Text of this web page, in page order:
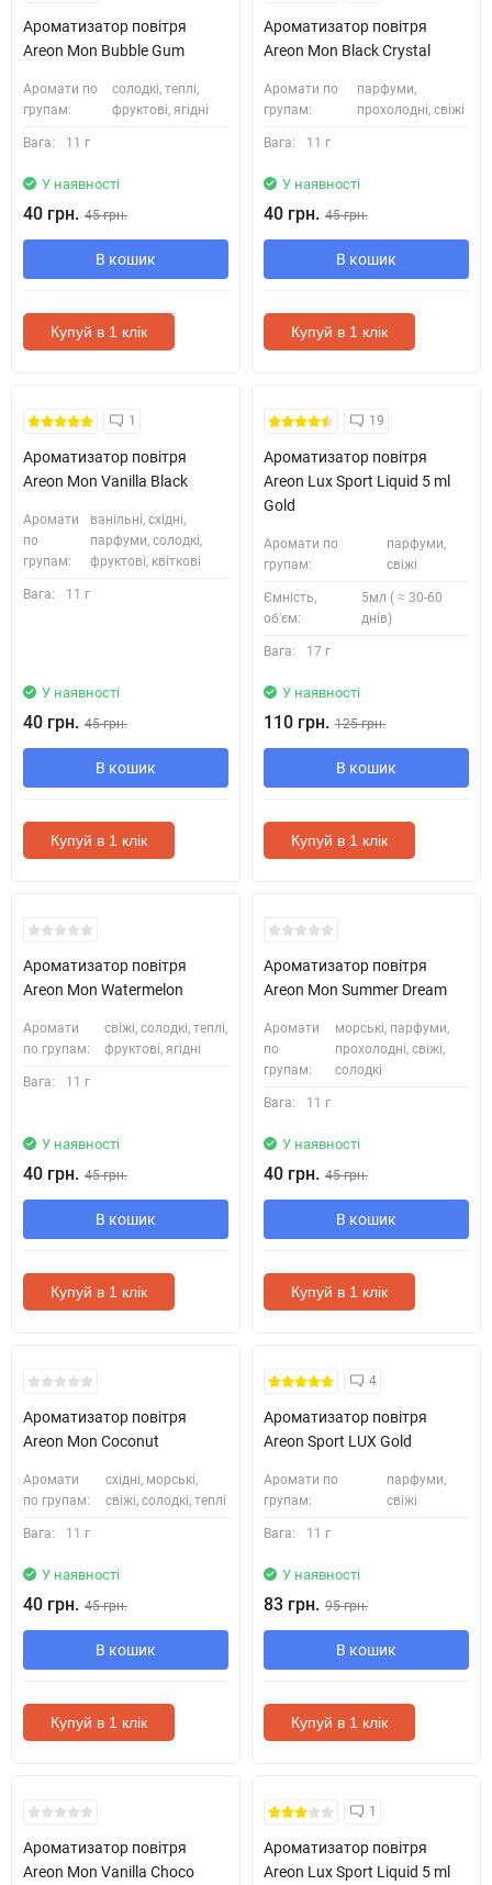
Ароматизатор повітря
Areon Mon Bubble Gum
Аромати по
групам:
солодкі, теплі,
фруктові, ягідні
Вага: 11 г
У наявності
40 грн. 45 грн.
В кошик
Купуй в 1 клік
Ароматизатор повітря
Areon Mon Black Crystal
Аромати по
групам:
парфуми,
прохолодні, свіжі
Вага: 11 г
У наявності
40 грн. 45 грн.
В кошик
Купуй в 1 клік
1
Ароматизатор повітря
Areon Mon Vanilla Black
Аромати
по
групам:
ванільні, східні,
парфуми, солодкі,
фруктові, квіткові
Вага: 11 г
У наявності
40 грн. 45 грн.
В кошик
Купуй в 1 клік
19
Ароматизатор повітря
Areon Lux Sport Liquid 5 ml
Gold
Аромати по
групам:
парфуми,
свіжі
Ємність,
об'єм:
5мл ( ≈ 30-60
днів)
Вага: 17 г
У наявності
110 грн. 125 грн.
В кошик
Купуй в 1 клік
Ароматизатор повітря
Areon Mon Watermelon
Аромати
по групам:
свіжі, солодкі, теплі,
фруктові, ягідні
Вага: 11 г
У наявності
40 грн. 45 грн.
В кошик
Купуй в 1 клік
Ароматизатор повітря
Areon Mon Summer Dream
Аромати
по
групам:
морські, парфуми,
прохолодні, свіжі,
солодкі
Вага: 11 г
У наявності
40 грн. 45 грн.
В кошик
Купуй в 1 клік
Ароматизатор повітря
Areon Mon Coconut
Аромати
по групам:
східні, морські,
свіжі, солодкі, теплі
Вага: 11 г
У наявності
40 грн. 45 грн.
В кошик
Купуй в 1 клік
4
Ароматизатор повітря
Areon Sport LUX Gold
Аромати по
групам:
парфуми,
свіжі
Вага: 11 г
У наявності
83 грн. 95 грн.
В кошик
Купуй в 1 клік
Ароматизатор повітря
Areon Mon Vanilla Choco
1
Ароматизатор повітря
Areon Lux Sport Liquid 5 ml